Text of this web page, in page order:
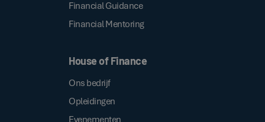
Financial Guidance
Financial Mentoring
House of Finance
Ons bedrijf
Opleidingen
Evenementen